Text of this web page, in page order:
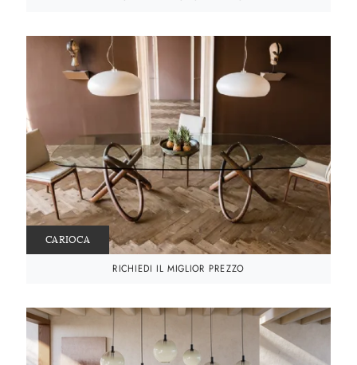
CARIOCA
RICHIEDI IL MIGLIOR PREZZO